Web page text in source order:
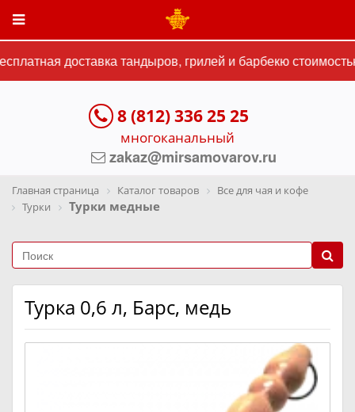
доставка тандыров, грилей и барбекю
8 (812) 336 25 25
многоканальный
zakaz@mirsamovarov.ru
Главная страница Каталог товаров
Все для чая и кофе
Турки
Турки медные
Турка 0,6 л, Барс, медь